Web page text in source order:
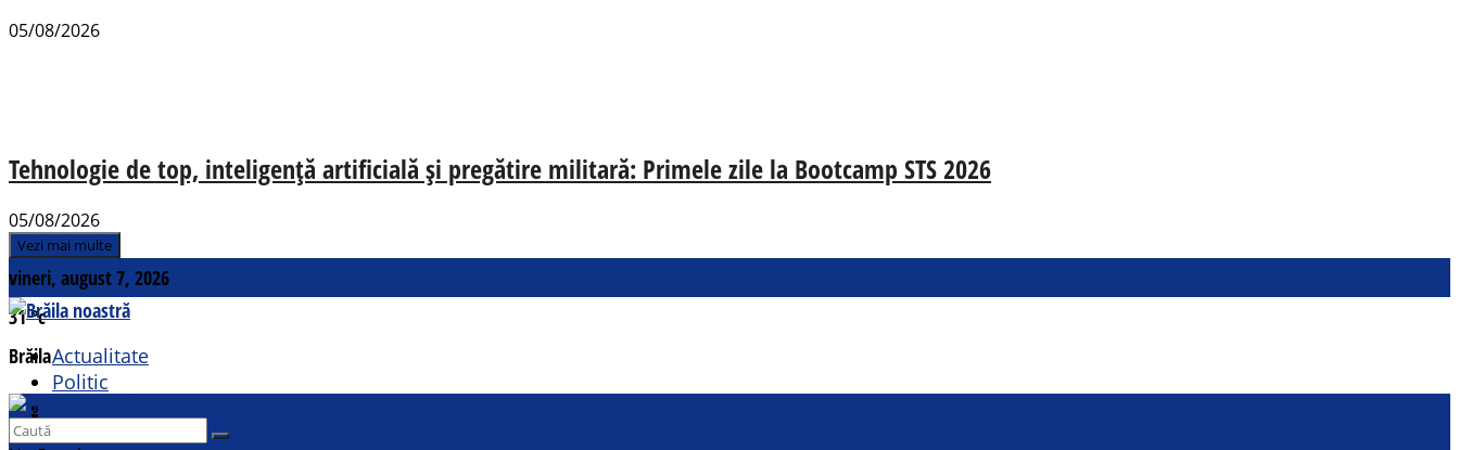
05/08/2026
Tehnologie de top, inteligență artificială și pregătire militară: Primele zile la Bootcamp STS 2026
05/08/2026
Vezi mai multe
vineri, august 7, 2026
31°c
Brăila
Contact
Actualitate
Politic